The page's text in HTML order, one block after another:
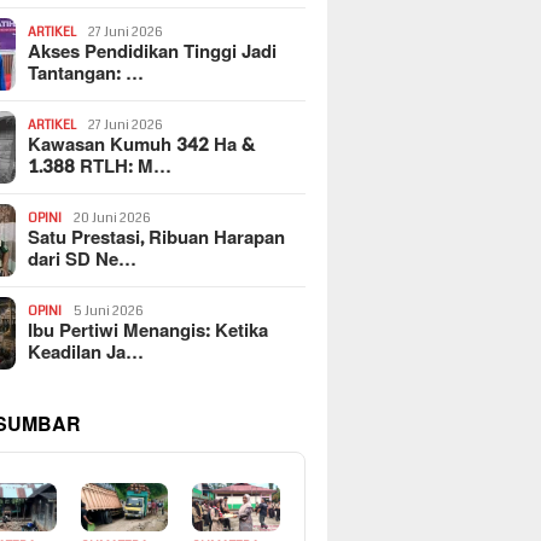
ARTIKEL 27 Juni 2026
Akses Pendidikan Tinggi Jadi
Tantangan: …
ARTIKEL 27 Juni 2026
Kawasan Kumuh 342 Ha &
1.388 RTLH: M…
OPINI 20 Juni 2026
Satu Prestasi, Ribuan Harapan
dari SD Ne…
OPINI 5 Juni 2026
Ibu Pertiwi Menangis: Ketika
Keadilan Ja…